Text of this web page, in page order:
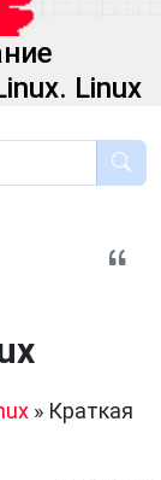
Linux
» Краткая